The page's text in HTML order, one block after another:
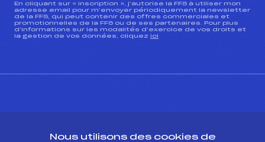
En cliquant sur « inscription », j’autorise la FFS à utiliser mon
adresse email pour m’envoyer périodiquement la newsletter
de la FFS, qui peut contenir des offres commerciales et
promotionnelles de la FFS ou de ses partenaires. Pour plus
d’informations sur les modalités d’exercice de vos droits et
la gestion de vos données, cliquez ici
Nous utilisons des cookies de